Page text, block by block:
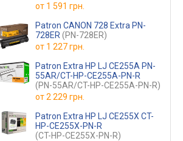
от 1 591 грн.
Patron CANON 728 Extra PN-
728ER (PN-728ER)
от 1 227 грн.
Patron Extra HP LJ CE255A PN-
55AR/CT-HP-CE255A-PN-R
(PN-55AR/CT-HP-CE255A-PN-R)
от2 229 грн.
Patron Extra HP LJ CE255X CT-
HP-CE255X-PN-R
(CT-HP-CE255X-PN-R)